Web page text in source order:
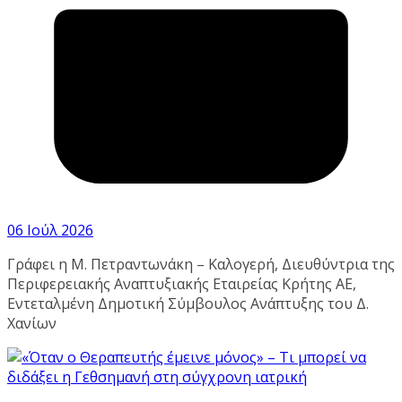
06 Ιούλ 2026
Γράφει η Μ. Πετραντωνάκη – Καλογερή, Διευθύντρια της
Περιφερειακής Αναπτυξιακής Εταιρείας Κρήτης ΑΕ,
Εντεταλμένη Δημοτική Σύμβουλος Ανάπτυξης του Δ.
Χανίων